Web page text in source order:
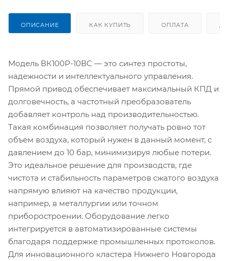
ОПИСАНИЕ КАК КУПИТЬ ОПЛАТА
Модель ВК100Р-10ВС — это синтез простоты,
надежности и интеллектуального управления.
Прямой привод обеспечивает максимальный КПД и
долговечность, а частотный преобразователь
добавляет контроль над производительностью.
Такая комбинация позволяет получать ровно тот
объем воздуха, который нужен в данный момент, с
давлением до 10 бар, минимизируя любые потери.
Это идеальное решение для производств, где
чистота и стабильность параметров сжатого воздуха
напрямую влияют на качество продукции,
например, в металлургии или точном
приборостроении. Оборудование легко
интегрируется в автоматизированные системы
благодаря поддержке промышленных протоколов.
Для инновационного кластера Нижнего Новгорода